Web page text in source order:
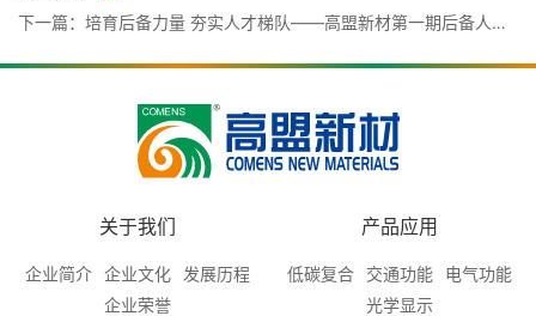
下一篇：培育后备力量 夯实人才梯队——高盟新材第一期后备人才培养项目正式启动
关于我们
企业简介 企业文化
发展历程
企业荣誉
产品应用
低碳复合 交通功能
电气功能
光学显示